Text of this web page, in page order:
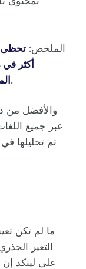
الملخص:
أكثر في
لكي لـ 1.3 مليون استشهاد.
والأفضل من
تم تحليلها
ما لم تكن
التغير
على لينكد